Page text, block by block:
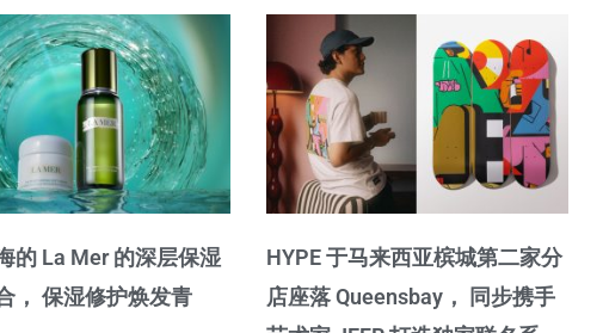
的 La Mer 的深层保湿
， 保湿修护焕发青
HYPE 于马来西亚槟城第二家分
店座落 Queensbay， 同步携手